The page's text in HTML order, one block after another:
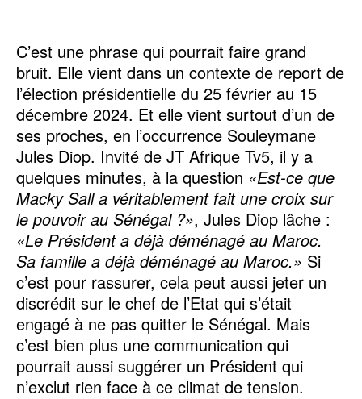
C’est une phrase qui pourrait faire grand
bruit. Elle vient dans un contexte de report de
l’élection présidentielle du 25 février au 15
décembre 2024. Et elle vient surtout d’un de
ses proches, en l’occurrence Souleymane
Jules Diop. Invité de JT Afrique Tv5, il y a
quelques minutes, à la question «Est-ce que
Macky Sall a véritablement fait une croix sur
le pouvoir au Sénégal ?», Jules Diop lâche :
«Le Président a déjà déménagé au Maroc.
Sa famille a déjà déménagé au Maroc.» Si
c’est pour rassurer, cela peut aussi jeter un
discrédit sur le chef de l’Etat qui s’était
engagé à ne pas quitter le Sénégal. Mais
c’est bien plus une communication qui
pourrait aussi suggérer un Président qui
n’exclut rien face à ce climat de tension.